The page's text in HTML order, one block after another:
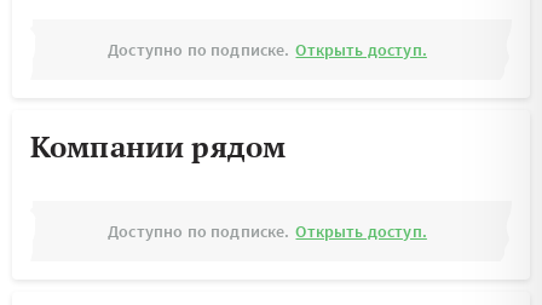
Доступно по подписке. Открыть доступ.
Компании рядом
Доступно по подписке. Открыть доступ.